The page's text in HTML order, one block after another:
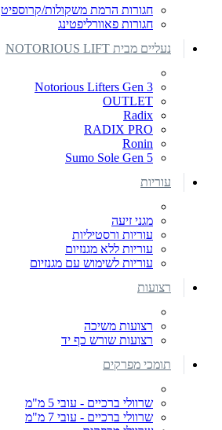
חגורות הרמת משקולות/קרוספיט
חגורות פאוורליפטינג
נעליים מבית NOTORIOUS LIFT
Notorious Lifters Gen 3
OUTLET
Radix
RADIX PRO
Ronin
Sumo Sole Gen 5
עוריות
מגני זיעה
עוריות ורסטיליות
עוריות ללא מגנזיום
עוריות לשימוש עם מגנזיום
רצועות
רצועות משיכה
רצועות שורש כף יד
תומכי מפרקים
שרוולי ברכיים - עובי 5 מ"מ
שרוולי ברכיים - עובי 7 מ"מ